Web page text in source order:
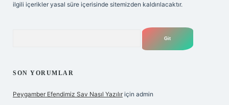
ilgili içerikler yasal süre içerisinde sitemizden kaldırılacaktır.
SON YORUMLAR
Peygamber Efendimiz Sav Nasıl Yazılır için admin